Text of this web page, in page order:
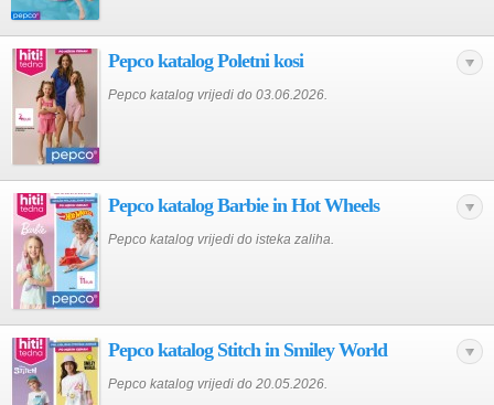
Pepco katalog Poletni kosi
Pepco katalog vrijedi do 03.06.2026.
Pepco katalog Barbie in Hot Wheels
Pepco katalog vrijedi do isteka zaliha.
Pepco katalog Stitch in Smiley World
Pepco katalog vrijedi do 20.05.2026.